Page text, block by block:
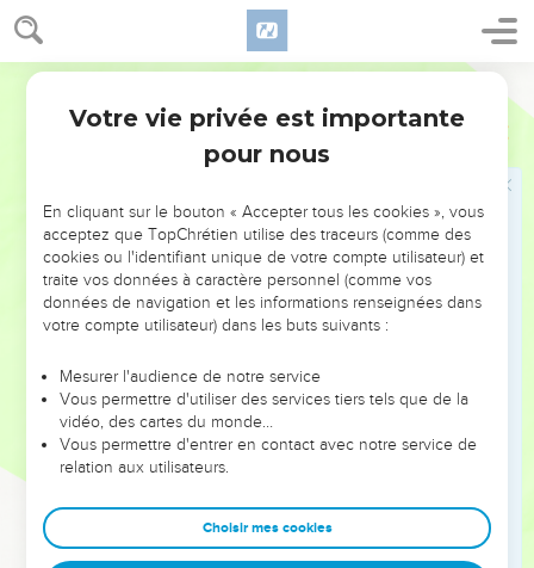
18
11 Des terreurs l'assiègent de tous côtés, elles le poursuivent
Elle dévore des parties de sa peau, ses membres sont
Il est arraché de sa tente, où il se croyait en sécurité, il se
traîne vers le roi des terreurs.
Tu peux habiter dans sa tente : elle n’est plus à lui. Le
soufre est déversé sur son domaine.
sont coupées.
Son souvenir disparaît de la terre, on ne parle plus de lui
dans la rue.
Il est poussé de la lumière dans les ténèbres, il est expulsé
du monde.
Il ne laisse ni enfants ni petits-enfants parmi son peuple, ni
Votre vie privée est importante
pour nous
En cliquant sur le bouton « Accepter tous les cookies », vous
acceptez que TopChrétien utilise des traceurs (comme des
cookies ou l'identifiant unique de votre compte utilisateur) et
traite vos données à caractère personnel (comme vos
données de navigation et les informations renseignées dans
votre compte utilisateur) dans les buts suivants :
Mesurer l'audience de notre service
Vous permettre d'utiliser des services tiers tels que de la
vidéo, des cartes du monde…
Vous permettre d'entrer en contact avec notre service de
relation aux utilisateurs.
Choisir mes cookies